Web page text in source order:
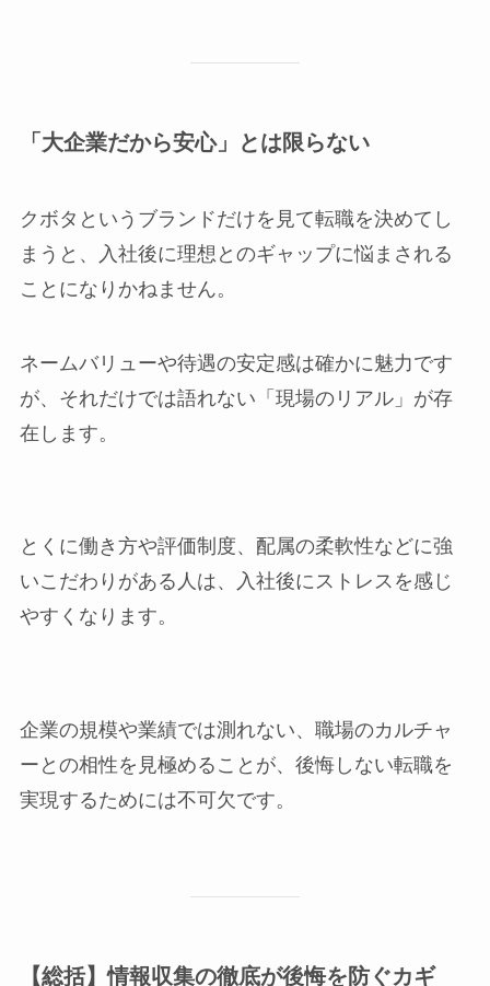
「大企業だから安心」とは限らない
クボタというブランドだけを見て転職を決めてし
まうと、入社後に理想とのギャップに悩まされる
ことになりかねません。
ネームバリューや待遇の安定感は確かに魅力です
が、それだけでは語れない「現場のリアル」が存
在します。
とくに働き方や評価制度、配属の柔軟性などに強
いこだわりがある人は、入社後にストレスを感じ
やすくなります。
企業の規模や業績では測れない、職場のカルチャ
ーとの相性を見極めることが、後悔しない転職を
実現するためには不可欠です。
【総括】情報収集の徹底が後悔を防ぐカギ